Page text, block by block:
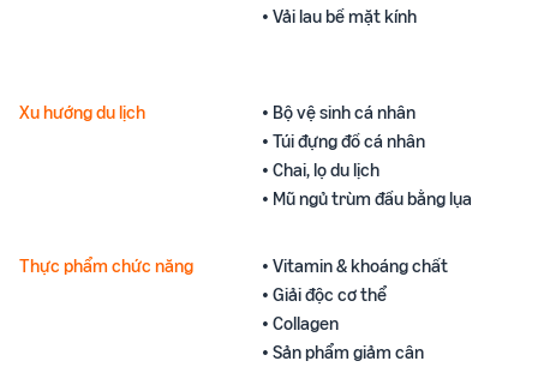
• Vải lau bề mặt kính
Xu hướng du lịch
• Bộ vệ sinh cá nhân
• Túi đựng đồ cá nhân
• Chai, lọ du lịch
• Mũ ngủ trùm đầu bằng lụa
Thực phẩm chức năng
• Vitamin & khoáng chất
• Giải độc cơ thể
• Collagen
• Sản phẩm giảm cân